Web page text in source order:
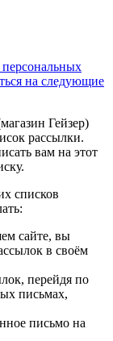
персональных
на следующие
Гейзер)
рассылки.
вам на этот
списков
сайте, вы
в своём
перейдя по
письмах,
письмо на